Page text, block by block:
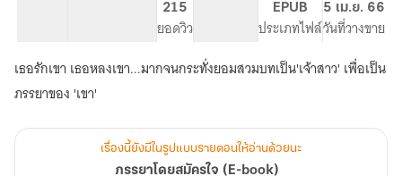
book)
215
ยอดวิว
EPUB
ประเภทไฟล์
5 เม.ย. 66
วันที่วางขาย
เธอรักเขา เธอหลงเขา...มากจนกระทั่งยอมสวมบทเป็น'เจ้าสาว' เพื่อเป็น
ภรรยาของ 'เขา'
เรื่องนี้ยังมีในรูปแบบรายตอนให้อ่านด้วยนะ
ภรรยาโดยสมัครใจ (E-book)